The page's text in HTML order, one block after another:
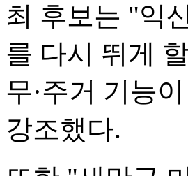
최 후보는 "익
를 다시 뛰게
무·주거 기능
강조했다.